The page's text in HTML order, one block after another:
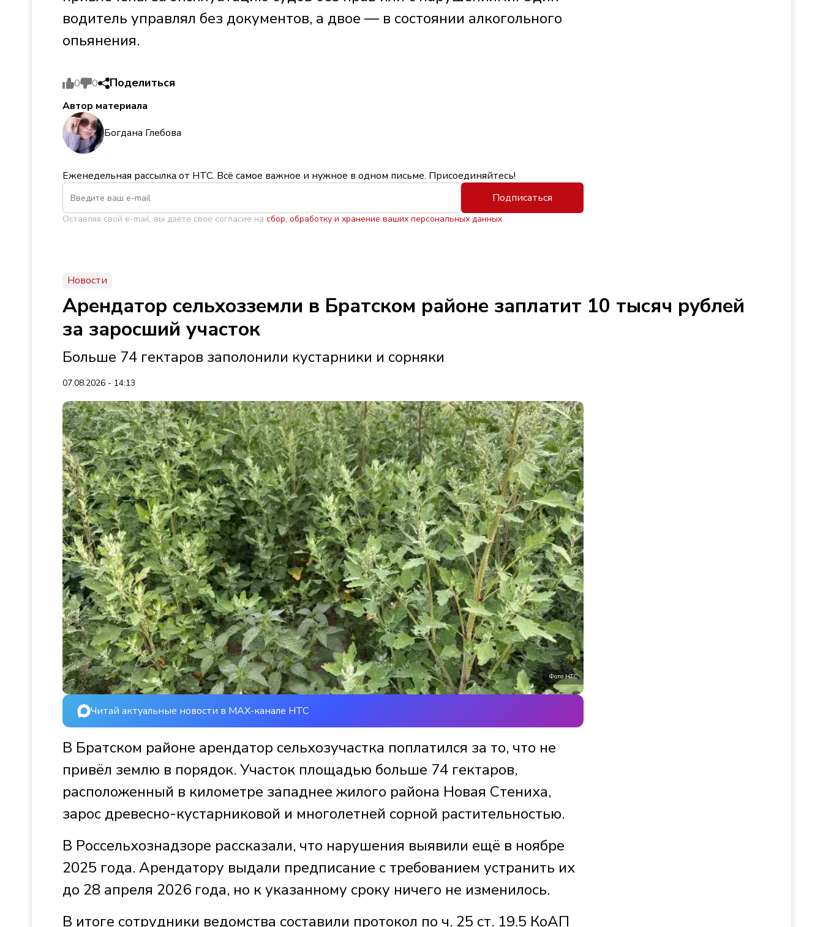
водитель управлял без документов, а двое — в состоянии алкогольного
опьянения.
0 0 Поделиться
Автор материала
Богдана Глебова
Еженедельная рассылка от НТС. Всё самое важное и нужное в одном письме. Присоединяйтесь!
Подписаться
Оставляя свой e-mail, вы даете свое согласие на сбор, обработку и хранение ваших персональных данных
Новости
Арендатор сельхозземли в Братском районе заплатит 10 тысяч рублей
за заросший участок
Больше 74 гектаров заполонили кустарники и сорняки
07.08.2026 - 14:13
Фото НТС
Читай актуальные новости в MAX-канале НТС
В Братском районе арендатор сельхозучастка поплатился за то, что не
привёл землю в порядок. Участок площадью больше 74 гектаров,
расположенный в километре западнее жилого района Новая Стениха,
зарос древесно-кустарниковой и многолетней сорной растительностью.
В Россельхознадзоре рассказали, что нарушения выявили ещё в ноябре
2025 года. Арендатору выдали предписание с требованием устранить их
до 28 апреля 2026 года, но к указанному сроку ничего не изменилось.
В итоге сотрудники ведомства составили протокол по ч. 25 ст. 19.5 КоАП